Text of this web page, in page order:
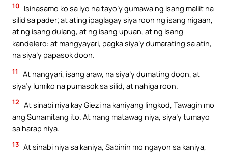
10 Isinasamo ko sa iyo na tayo’y gumawa ng isang maliit na
silid sa pader; at ating ipaglagay siya roon ng isang higaan,
at ng isang dulang, at ng isang upuan, at ng isang
kandelero: at mangyayari, pagka siya’y dumarating sa atin,
na siya’y papasok doon.
11
At nangyari, isang araw, na siya’y dumating doon, at
siya’y lumiko na pumasok sa silid, at nahiga roon.
12 At sinabi niya kay Giezi na kaniyang lingkod, Tawagin mo
ang Sunamitang ito. At nang matawag niya, siya’y tumayo
sa harap niya.
13 At sinabi niya sa kaniya, Sabihin mo ngayon sa kaniya,